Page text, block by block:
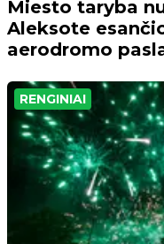
Miesto taryba
Aleksote
aerodromo
RENGINIAI